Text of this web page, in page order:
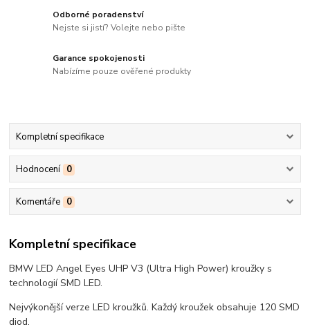
Odborné poradenství
Nejste si jistí? Volejte nebo pište
Garance spokojenosti
Nabízíme pouze ověřené produkty
Kompletní specifikace
Hodnocení 0
Komentáře 0
Kompletní specifikace
BMW LED Angel Eyes UHP V3 (Ultra High Power) kroužky s
technologií SMD LED.
Nejvýkonější verze LED kroužků. Každý kroužek obsahuje 120 SMD
diod.